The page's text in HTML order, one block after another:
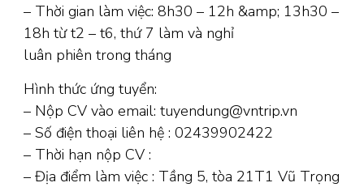
– Thời gian làm việc: 8h30 – 12h &amp; 13h30 –
18h từ t2 – t6, thứ 7 làm và nghỉ
luân phiên trong tháng
Hình thức ứng tuyển:
– Nộp CV vào email: tuyendung@vntrip.vn
– Số điện thoại liên hệ : 02439902422
– Thời hạn nộp CV :
– Địa điểm làm việc : Tầng 5, tòa 21T1 Vũ Trọng